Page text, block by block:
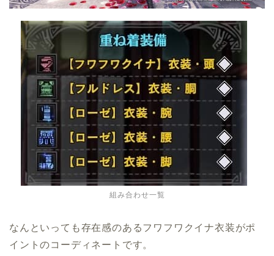
組み合わせ一覧
なんといっても存在感のあるフワフワクイナ衣装がポ
イントのコーディネートです。